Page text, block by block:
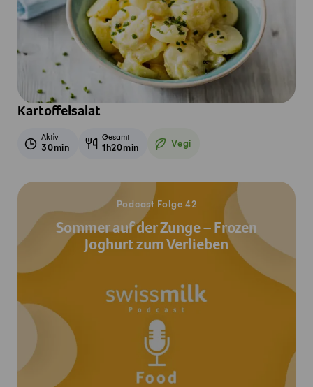
Kartoffelsalat
Aktiv
30min
Gesamt
1h20min Vegi
Vegetarisch
Podcast Folge 42
Sommer auf der Zunge – Frozen
Joghurt zum Verlieben
Jetzt reinhören